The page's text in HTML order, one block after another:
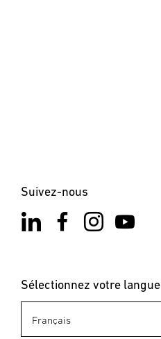
Suivez-nous
Sélectionnez votre langue